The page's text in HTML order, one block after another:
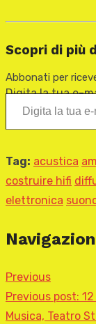
Scopri di più
Abbonati per
Digita la tua e-
Tag: acustica
costruire hifi
elettronica
Previous
Previous post:
Musica, Teatro